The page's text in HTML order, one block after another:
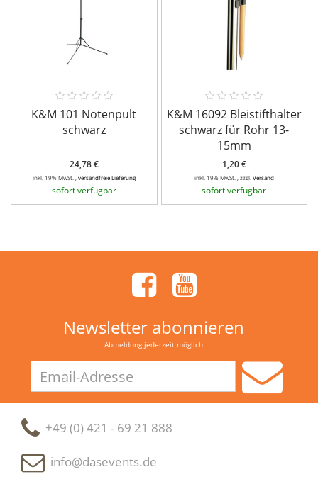
K&M 101 Notenpult
schwarz
24,78 €
inkl. 19% MwSt. , versandfreie Lieferung
sofort verfügbar
K&M 16092 Bleistifthalter
schwarz für Rohr 13-
15mm
1,20 €
inkl. 19% MwSt. , zzgl. Versand
sofort verfügbar
Newsletter abonnieren
Abmeldung jederzeit möglich
Adresse
+49 (0) 421 - 69 21 888
info@dasevents.de